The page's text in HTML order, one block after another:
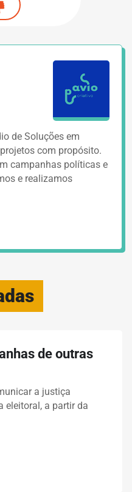
de Soluções em
com propósito.
campanhas políticas e
e realizamos
de outras
a justiça
eleitoral, a partir da